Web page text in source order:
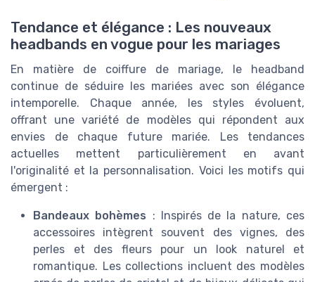
Tendance et élégance : Les nouveaux
headbands en vogue pour les mariages
En matière de coiffure de mariage, le headband
continue de séduire les mariées avec son élégance
intemporelle. Chaque année, les styles évoluent,
offrant une variété de modèles qui répondent aux
envies de chaque future mariée. Les tendances
actuelles mettent particulièrement en avant
l'originalité et la personnalisation. Voici les motifs qui
émergent :
Bandeaux bohèmes : Inspirés de la nature, ces
accessoires intègrent souvent des vignes, des
perles et des fleurs pour un look naturel et
romantique. Les collections incluent des modèles